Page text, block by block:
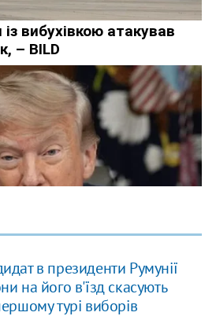
в президенти Румунії
на його в'їзд скасують
турі виборів